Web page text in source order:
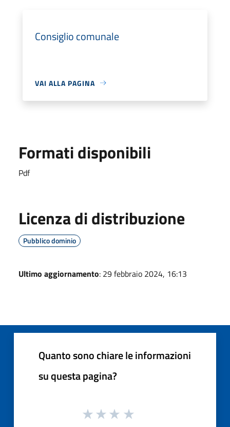
Consiglio comunale
VAI ALLA PAGINA
Formati disponibili
Pdf
Licenza di distribuzione
Pubblico dominio
Ultimo aggiornamento: 29 febbraio 2024, 16:13
Quanto sono chiare le informazioni
su questa pagina?